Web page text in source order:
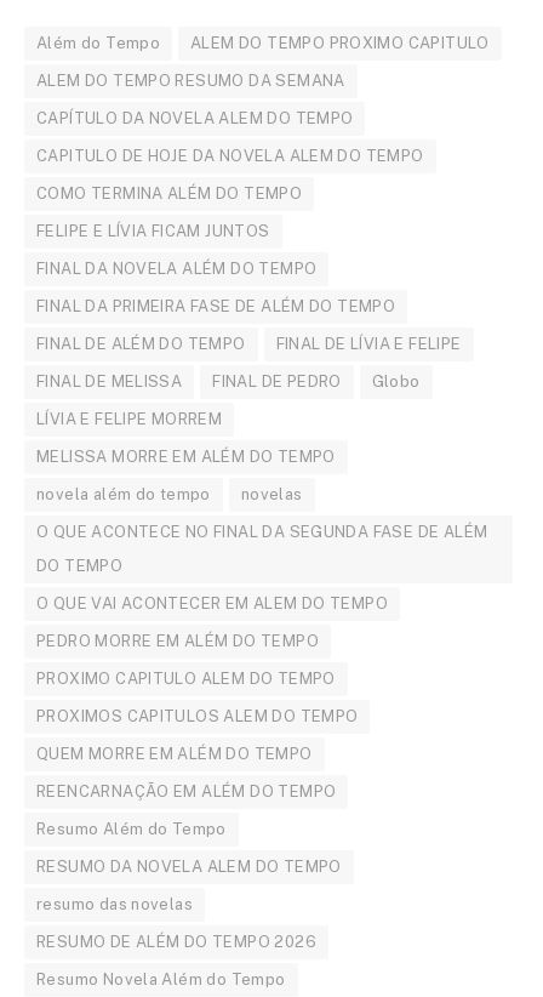
Além do Tempo ALEM DO TEMPO PROXIMO CAPITULO
ALEM DO TEMPO RESUMO DA SEMANA
CAPÍTULO DA NOVELA ALEM DO TEMPO
CAPITULO DE HOJE DA NOVELA ALEM DO TEMPO
COMO TERMINA ALÉM DO TEMPO
FELIPE E LÍVIA FICAM JUNTOS
FINAL DA NOVELA ALÉM DO TEMPO
FINAL DA PRIMEIRA FASE DE ALÉM DO TEMPO
FINAL DE ALÉM DO TEMPO FINAL DE LÍVIA E FELIPE
FINAL DE MELISSA FINAL DE PEDRO Globo
LÍVIA E FELIPE MORREM
MELISSA MORRE EM ALÉM DO TEMPO
novela além do tempo novelas
O QUE ACONTECE NO FINAL DA SEGUNDA FASE DE ALÉM
DO TEMPO
O QUE VAI ACONTECER EM ALEM DO TEMPO
PEDRO MORRE EM ALÉM DO TEMPO
PROXIMO CAPITULO ALEM DO TEMPO
PROXIMOS CAPITULOS ALEM DO TEMPO
QUEM MORRE EM ALÉM DO TEMPO
REENCARNAÇÃO EM ALÉM DO TEMPO
Resumo Além do Tempo
RESUMO DA NOVELA ALEM DO TEMPO
resumo das novelas
RESUMO DE ALÉM DO TEMPO 2026
Resumo Novela Além do Tempo